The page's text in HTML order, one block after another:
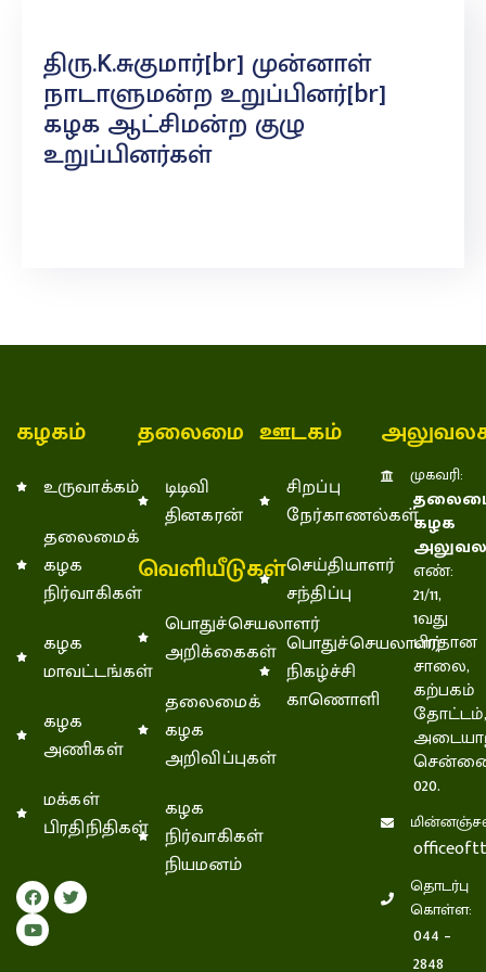
திரு.K.சுகுமார்[br] முன்னாள்
நாடாளுமன்ற உறுப்பினர்[br]
கழக ஆட்சிமன்ற குழு
உறுப்பினர்கள்
கழகம்
உருவாக்கம்
தலைமைக்
கழக
நிர்வாகிகள்
கழக
மாவட்டங்கள்
கழக
அணிகள்
மக்கள்
பிரதிநிதிகள்
தலைமை
டிடிவி
தினகரன்
வெளியீடுகள்
பொதுச்செயலாளர்
அறிக்கைகள்
தலைமைக்
கழக
அறிவிப்புகள்
கழக
நிர்வாகிகள்
நியமனம்
ஊடகம்
சிறப்பு
நேர்காணல்கள்
செய்தியாளர்
சந்திப்பு
பொதுச்செயலாளர்
நிகழ்ச்சி
காணொளி
முகவரி:
கழக
எண்:
21/11,
1வது
பிரதான
சாலை,
கற்பகம்
தோட்டம்,
020.
தொடர்பு
கொள்ள:
044 –
2848